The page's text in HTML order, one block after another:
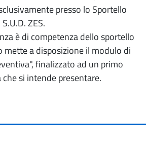
presso lo Sportello
ZES.
è di competenza dello sportello
mette a disposizione il modulo di
finalizzato ad un primo
si intende presentare.